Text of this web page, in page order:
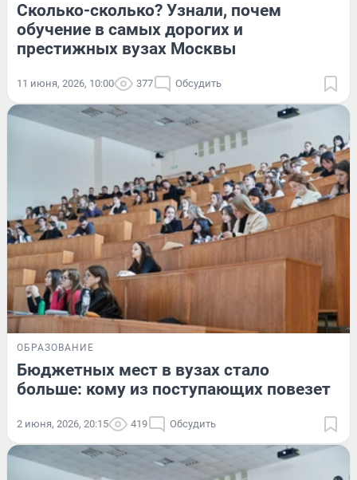
Сколько-сколько? Узнали, почем
обучение в самых дорогих и
престижных вузах Москвы
11 июня, 2026, 10:00 377 Обсудить
ОБРАЗОВАНИЕ
Бюджетных мест в вузах стало
больше: кому из поступающих повезет
2 июня, 2026, 20:15 419 Обсудить